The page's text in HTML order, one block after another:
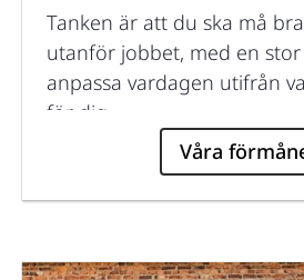
Tanken är att du ska må
utanför jobbet, med en
anpassa vardagen utifrån
för dig.
Våra